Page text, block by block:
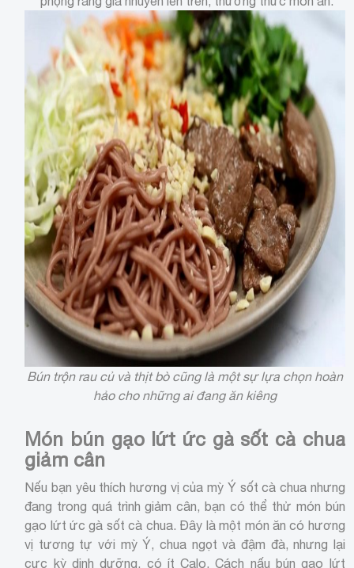
Bún trộn rau củ và thịt bò cũng là một sự lựa chọn hoàn
hảo cho những ai đang ăn kiêng
Món bún gạo lứt ức gà sốt cà chua
giảm cân
Nếu bạn yêu thích hương vị của mỳ Ý sốt cà chua nhưng
đang trong quá trình giảm cân, bạn có thể thử món bún
gạo lứt ức gà sốt cà chua. Đây là một món ăn có hương
vị tương tự với mỳ Ý, chua ngọt và đậm đà, nhưng lại
cực kỳ dinh dưỡng, có ít Calo. Cách nấu bún gạo lứt